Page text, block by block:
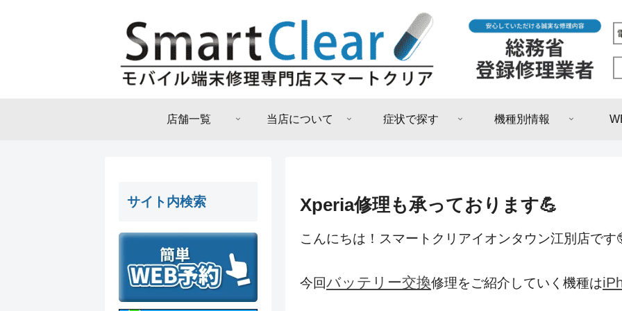
店舗一覧 当店について 症状で探す 機種別情報
Xperia修理も承っております💪
こんにちは！スマートクリアイオンタウン江別店です
今回バッテリー交換修理をご紹介していく機種は
サイト内検索